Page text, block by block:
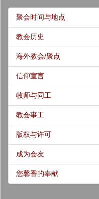
聚会时间与地点
教会历史
海外教会/聚点
信仰宣言
牧师与同工
教会事工
版权与许可
成为会友
您馨香的奉献